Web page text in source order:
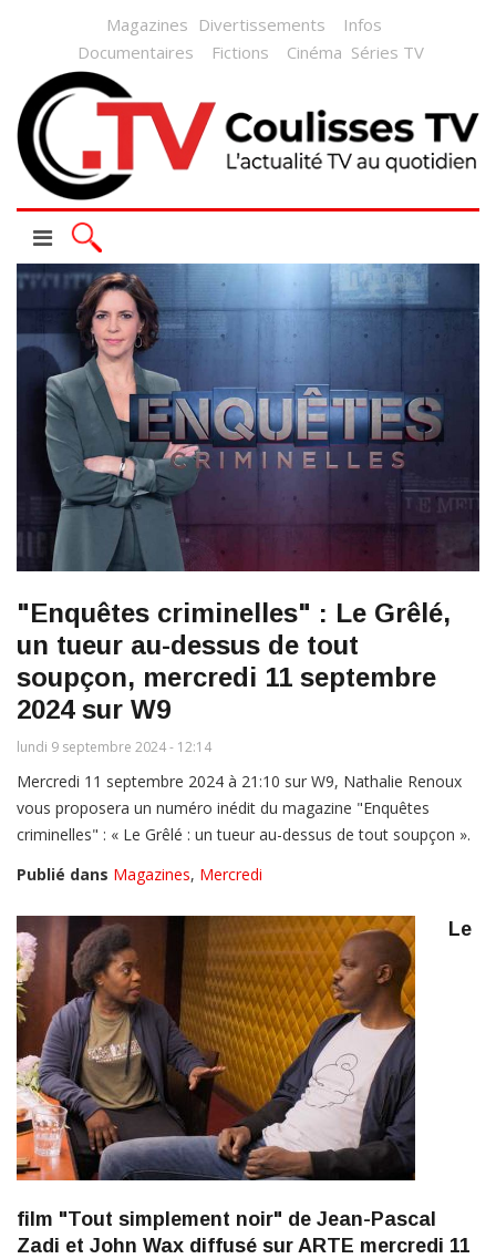
Magazines Divertissements
Infos
Documentaires
Fictions Cinéma Séries TV
"Enquêtes criminelles" : Le Grêlé,
un tueur au-dessus de tout
soupçon, mercredi 11 septembre
2024 sur W9
lundi 9 septembre 2024 - 12:14
Mercredi 11 septembre 2024 à 21:10 sur W9, Nathalie Renoux
vous proposera un numéro inédit du magazine "Enquêtes
criminelles" : « Le Grêlé : un tueur au-dessus de tout soupçon ».
Publié dans Magazines, Mercredi
Le
film "Tout simplement noir" de Jean-Pascal
Zadi et John Wax diffusé sur ARTE mercredi 11